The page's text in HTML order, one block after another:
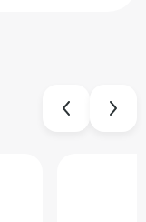
таймером и